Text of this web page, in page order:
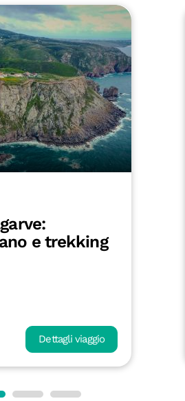
e trekking
Dettagli viaggio